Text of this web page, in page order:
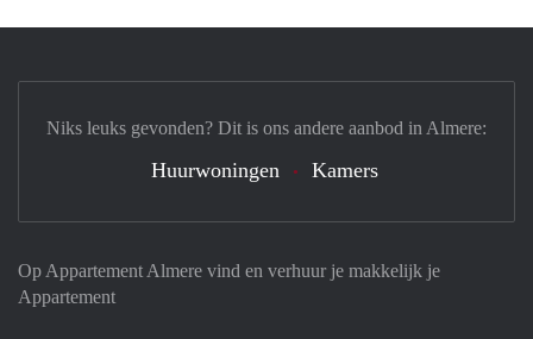
Op Appartement Almere vind en verhuur je makkelijk je
Appartement
Niks leuks gevonden? Dit is ons andere aanbod in Almere:
Huurwoningen Kamers